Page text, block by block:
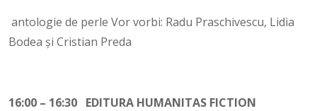
antologie de perle Vor vorbi: Radu Praschivescu, Lidia
Bodea și Cristian Preda
16:00 – 16:30 EDITURA HUMANITAS FICTION